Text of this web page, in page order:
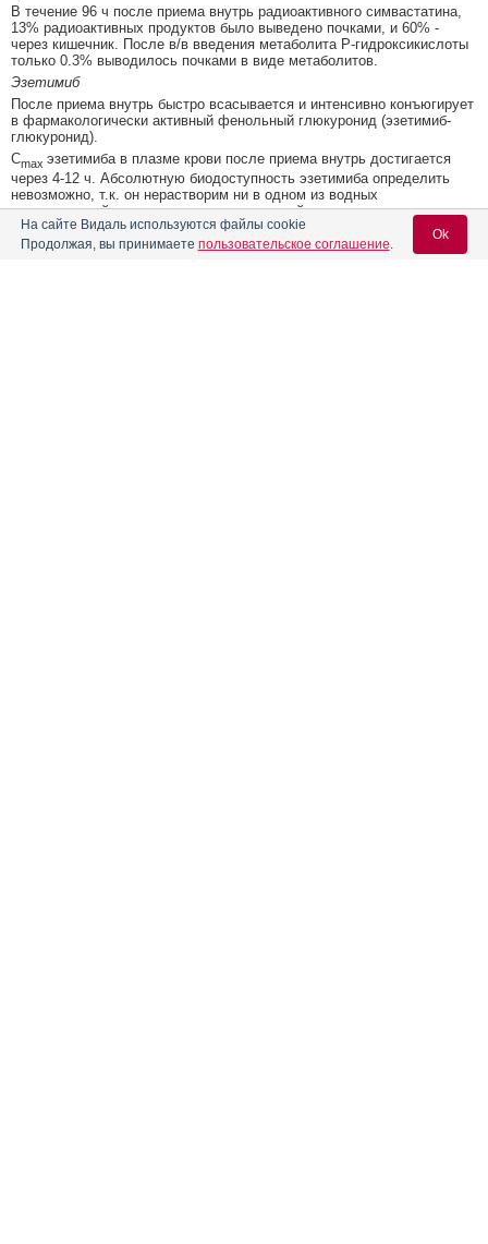
В течение 96 ч после приема внутрь радиоактивного симвастатина,
13% радиоактивных продуктов было выведено почками, и 60% -
через кишечник. После в/в введения метаболита Р-гидроксикислоты
только 0.3% выводилось почками в виде метаболитов.
Эзетимиб
После приема внутрь быстро всасывается и интенсивно конъюгирует
в фармакологически активный фенольный глюкуронид (эзетимиб-
глюкуронид).
Cmax эзетимиба в плазме крови после приема внутрь достигается
через 4-12 ч. Абсолютную биодоступность эзетимиба определить
невозможно, т.к. он нерастворим ни в одном из водных
растворителей используемых для инъекций.
Прием пищи (с низким или высоким содержанием жира) не влияет на
биодоступность эзетимиба при приеме внутрь, в частности в форме
На сайте Видаль используются файлы cookie
Продолжая, вы принимаете пользовательское соглашение.
Ok